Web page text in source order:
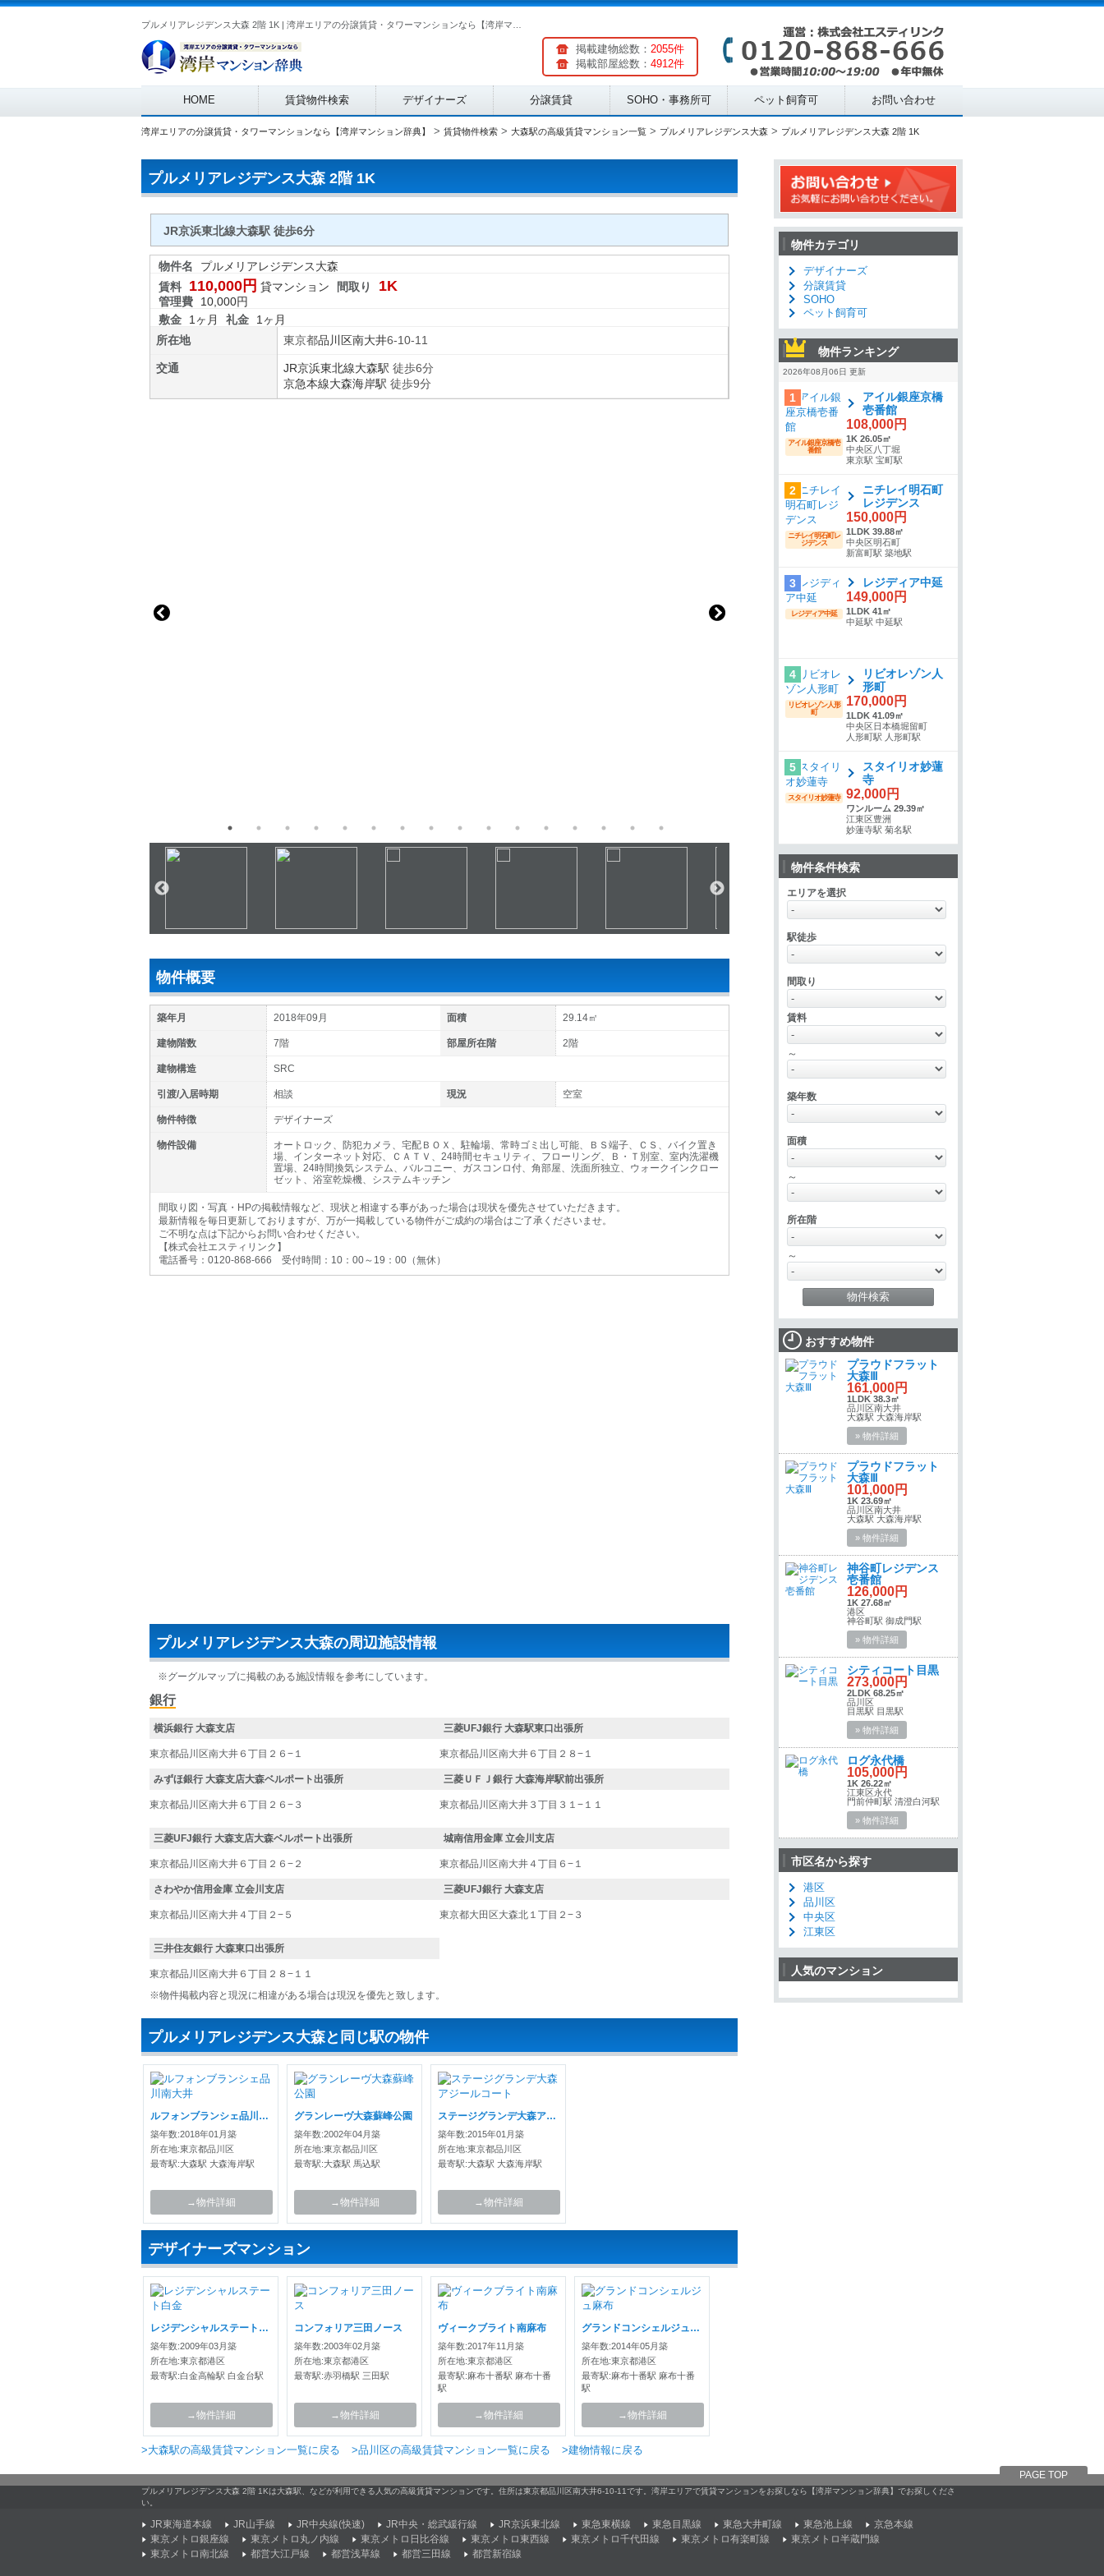
掲載建物総数： 2055件
掲載部屋総数： 4912件
Main menu
HOME 賃貸物件検索 デザイナーズ 分譲賃貸 SOHO・事務所可 ペット飼育可 お問い合わせ
湾岸エリアの分譲賃貸・タワーマンションなら【湾岸マンション辞典】 > 賃貸物件検索 > 大森駅の高級賃貸マンション一覧 > プルメリアレジデンス大森 > プルメリアレジデンス大森 2階 1K
プルメリアレジデンス大森 2階 1K
JR京浜東北線大森駅 徒歩6分
物件名
プルメリアレジデンス大森
賃料
110,000円 貸マンション 間取り 1K
管理費
10,000円
敷金
1ヶ月 礼金
1ヶ月
所在地
東京都品川区南大井6-10-11
交通 JR京浜東北線大森駅 徒歩6分
京急本線大森海岸駅 徒歩9分
物件概要
築年月 2018年09月 面積 29.14㎡
建物階数 7階 部屋所在階 2階
建物構造 SRC
引渡/入居時期 相談 現況 空室
物件特徴 デザイナーズ
物件設備
オートロック、防犯カメラ、宅配ＢＯＸ、駐輪場、常時ゴミ出し可能、ＢＳ端子、ＣＳ、バイク置き
場、インターネット対応、ＣＡＴＶ、24時間セキュリティ、フローリング、Ｂ・Ｔ別室、室内洗濯機
置場、24時間換気システム、バルコニー、ガスコンロ付、角部屋、洗面所独立、ウォークインクロー
ゼット、浴室乾燥機、システムキッチン
間取り図・写真・HPの掲載情報など、現状と相違する事があった場合は現状を優先させていただきます。
最新情報を毎日更新しておりますが、万が一掲載している物件がご成約の場合はご了承くださいませ。
ご不明な点は下記からお問い合わせください。
【株式会社エスティリンク】
電話番号：0120-868-666 受付時間：10：00～19：00（無休）
プルメリアレジデンス大森の周辺施設情報
※グーグルマップに掲載のある施設情報を参考にしています。
銀行
横浜銀行 大森支店
東京都品川区南大井６丁目２６−１
みずほ銀行 大森支店大森ベルポート出張所
東京都品川区南大井６丁目２６−３
三菱UFJ銀行 大森駅東口出張所
東京都品川区南大井６丁目２８−１
三菱ＵＦＪ銀行 大森海岸駅前出張所
東京都品川区南大井３丁目３１−１１
三菱UFJ銀行 大森支店大森ベルポート出張所
東京都品川区南大井６丁目２６−２
さわやか信用金庫 立会川支店
東京都品川区南大井４丁目２−５
城南信用金庫 立会川支店
東京都品川区南大井４丁目６−１
三菱UFJ銀行 大森支店
東京都大田区大森北１丁目２−３
三井住友銀行 大森東口出張所
東京都品川区南大井６丁目２８−１１
※物件掲載内容と現況に相違がある場合は現況を優先と致します。
プルメリアレジデンス大森と同じ駅の物件
ルフォンブランシェ品川南大井
築年数:2018年01月築
所在地:東京都品川区
最寄駅:大森駅 大森海岸駅
→物件詳細
グランレーヴ大森蘇峰公園
築年数:2002年04月築
所在地:東京都品川区
最寄駅:大森駅 馬込駅
→物件詳細
ステージグランデ大森アジールコート
築年数:2015年01月築
所在地:東京都品川区
最寄駅:大森駅 大森海岸駅
→物件詳細
デザイナーズマンション
レジデンシャルステート白金
築年数:2009年03月築
所在地:東京都港区
最寄駅:白金高輪駅 白金台駅
→物件詳細
コンフォリア三田ノース
築年数:2003年02月築
所在地:東京都港区
最寄駅:赤羽橋駅 三田駅
→物件詳細
ヴィークブライト南麻布
築年数:2017年11月築
所在地:東京都港区
最寄駅:麻布十番駅 麻布十番
駅
→物件詳細
グランドコンシェルジュ麻布
築年数:2014年05月築
所在地:東京都港区
最寄駅:麻布十番駅 麻布十番
駅
→物件詳細
>大森駅の高級賃貸マンション一覧に戻る >品川区の高級賃貸マンション一覧に戻る >建物情報に戻る
物件カテゴリ
デザイナーズ
分譲賃貸
SOHO
ペット飼育可
物件ランキング
2026年08月06日 更新
1
アイル銀座京橋壱
番館
アイル銀座京橋
壱番館
108,000円
1K 26.05㎡
中央区八丁堀
東京駅 宝町駅
2
ニチレイ明石町レ
ジデンス
ニチレイ明石町
レジデンス
150,000円
1LDK 39.88㎡
中央区明石町
新富町駅 築地駅
3
レジディア中延
レジディア中延
149,000円
1LDK 41㎡
中延駅 中延駅
4
リビオレゾン人形
町
リビオレゾン人
形町
170,000円
1LDK 41.09㎡
中央区日本橋堀留町
人形町駅 人形町駅
5
スタイリオ妙蓮寺
スタイリオ妙蓮
寺
92,000円
ワンルーム 29.39㎡
江東区豊洲
妙蓮寺駅 菊名駅
物件条件検索
エリアを選択
駅徒歩
間取り
賃料
～
築年数
面積
～
所在階
～
おすすめ物件
プラウドフラット
大森Ⅲ
161,000円
1LDK 38.3㎡
品川区南大井
大森駅 大森海岸駅
» 物件詳細
プラウドフラット
大森Ⅲ
101,000円
1K 23.69㎡
品川区南大井
大森駅 大森海岸駅
» 物件詳細
神谷町レジデンス
壱番館
126,000円
1K 27.68㎡
港区
神谷町駅 御成門駅
» 物件詳細
シティコート目黒
273,000円
2LDK 68.25㎡
品川区
目黒駅 目黒駅
» 物件詳細
ログ永代橋
105,000円
1K 26.22㎡
江東区永代
門前仲町駅 清澄白河駅
» 物件詳細
市区名から探す
港区
品川区
中央区
江東区
人気のマンション
PAGE TOP
プルメリアレジデンス大森 2階 1Kは大森駅、などが利用できる人気の高級賃貸マンションです。住所は東京都品川区南大井6-10-11です。湾岸エリアで賃貸マンションをお探しなら【湾岸マンション辞典】でお探しくださ
い。
JR東海道本線 JR山手線 JR中央線(快速) JR中央・総武緩行線 JR京浜東北線 東急東横線 東急目黒線 東急大井町線 東急池上線
京急本線
東京メトロ銀座線
東京メトロ丸ノ内線 東京メトロ日比谷線 東京メトロ東西線 東京メトロ千代田線 東京メトロ有楽町線
東京メトロ半蔵門線
東京メトロ南北線
都営大江戸線 都営浅草線 都営三田線 都営新宿線